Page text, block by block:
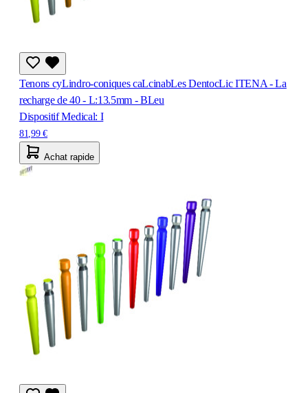
Tenons cyLindro-coniques caLcinabLes DentocLic ITENA - La
recharge de 40 - L:13.5mm - BLeu
Dispositif Medical: I
81,99 €
Achat rapide